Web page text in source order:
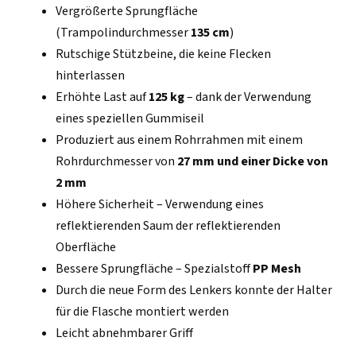
Vergrößerte Sprungfläche
(Trampolindurchmesser135 cm)
Rutschige Stützbeine, die keine Flecken
hinterlassen
Erhöhte Last auf125 kg– dank der Verwendung
eines speziellen Gummiseil
Produziert aus einem Rohrrahmen mit einem
Rohrdurchmesser von 27 mm und einer Dicke von
2 mm
Höhere Sicherheit – Verwendung eines
reflektierenden Saum der reflektierenden
Oberfläche
Bessere Sprungfläche – SpezialstoffPP Mesh
Durch die neue Form des Lenkers konnte der Halter
für die Flasche montiert werden
Leicht abnehmbarer Griff